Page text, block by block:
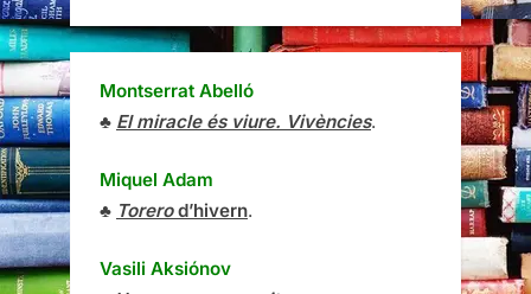
Montserrat Abelló
♣ El miracle és viure. Vivències.
Miquel Adam
♣ Torerod’hivern.
Vasili Aksiónov